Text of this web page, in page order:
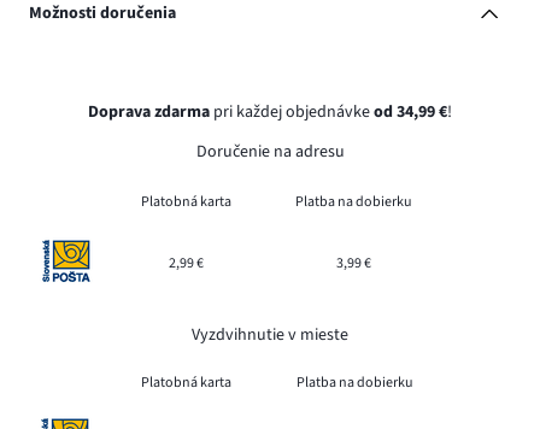
Možnosti doručenia
Doprava zdarma pri každej objednávkeod 34,99 €!
Doručenie na adresu
Platobná karta Platba na dobierku
2,99 € 3,99 €
Vyzdvihnutie v mieste
Platobná karta Platba na dobierku